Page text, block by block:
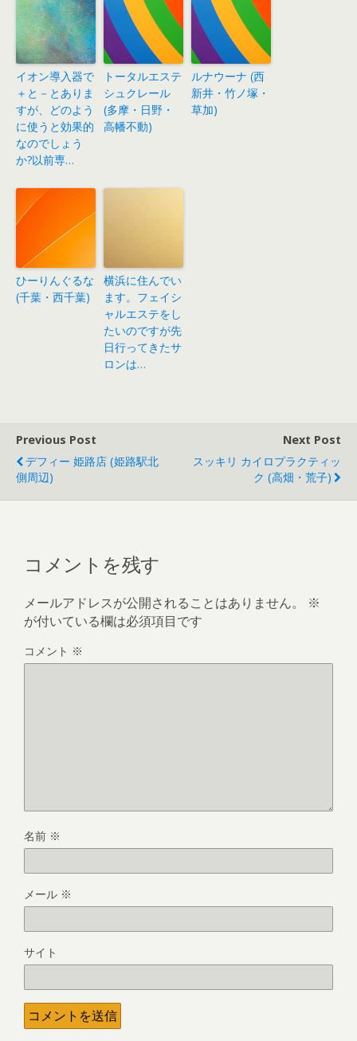
イオン導入器で
＋と－とありま
すが、どのよう
に使うと効果的
なのでしょう
か?以前専…
トータルエステ
シュクレール
(多摩・日野・
高幡不動)
ルナウーナ (西
新井・竹ノ塚・
草加)
ひーりんぐるな
(千葉・西千葉)
横浜に住んでい
ます。フェイシ
ャルエステをし
たいのですが先
日行ってきたサ
ロンは…
Previous Post
デフィー 姫路店 (姫路駅北
側周辺)
Next Post
スッキリ カイロプラクティッ
ク (高畑・荒子)
コメントを残す
メールアドレスが公開されることはありません。
※
が付いている欄は必須項目です
コメント ※
名前 ※
メール ※
サイト